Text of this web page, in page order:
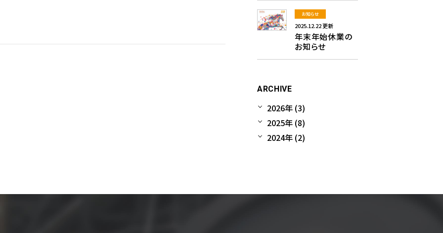
ロモーションが開
催！！
お知らせ
2025.12.22 更新
年末年始休業の
お知らせ
ARCHIVE
2026年 (3)
2025年 (8)
2024年 (2)